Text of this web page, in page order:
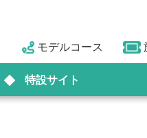
モデルコース
特設サイト